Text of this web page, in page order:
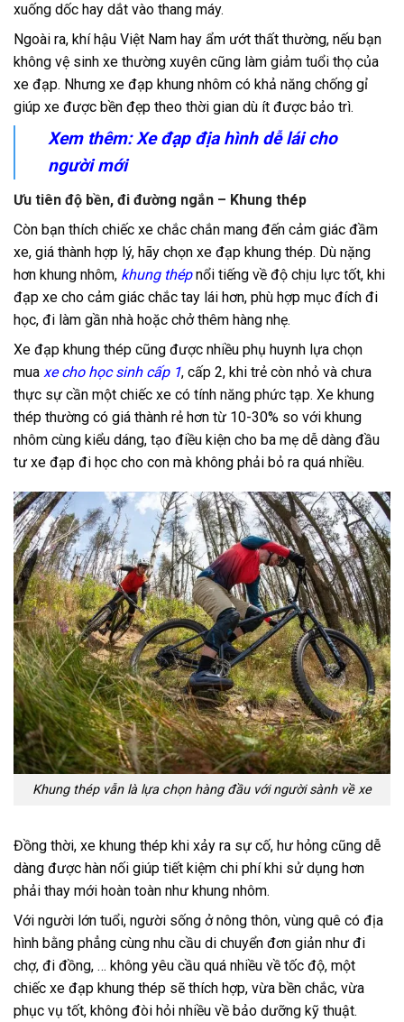
xuống dốc hay dắt vào thang máy.
Ngoài ra, khí hậu Việt Nam hay ẩm ướt thất thường, nếu bạn
không vệ sinh xe thường xuyên cũng làm giảm tuổi thọ của
xe đạp. Nhưng xe đạp khung nhôm có khả năng chống gỉ
giúp xe được bền đẹp theo thời gian dù ít được bảo trì.
Xem thêm:Xe đạp địa hìnhdễ lái cho
người mới
Ưu tiên độ bền, đi đường ngắn – Khung thép
Còn bạn thích chiếc xe chắc chắn mang đến cảm giác đầm
xe, giá thành hợp lý, hãy chọn xe đạp khung thép. Dù nặng
hơn khung nhôm, khung thépnổi tiếng về độ chịu lực tốt, khi
đạp xe cho cảm giác chắc tay lái hơn, phù hợp mục đích đi
học, đi làm gần nhà hoặc chở thêm hàng nhẹ.
Xe đạp khung thép cũng được nhiều phụ huynh lựa chọn
mua xe cho học sinh cấp 1, cấp 2, khi trẻ còn nhỏ và chưa
thực sự cần một chiếc xe có tính năng phức tạp. Xe khung
thép thường có giá thành rẻ hơn từ 10-30% so với khung
nhôm cùng kiểu dáng, tạo điều kiện cho ba mẹ dễ dàng đầu
tư xe đạp đi học cho con mà không phải bỏ ra quá nhiều.
Khung thép vẫn là lựa chọn hàng đầu với người sành về xe
Đồng thời, xe khung thép khi xảy ra sự cố, hư hỏng cũng dễ
dàng được hàn nối giúp tiết kiệm chi phí khi sử dụng hơn
phải thay mới hoàn toàn như khung nhôm.
Với người lớn tuổi, người sống ở nông thôn, vùng quê có địa
hình bằng phẳng cùng nhu cầu di chuyển đơn giản như đi
chợ, đi đồng, … không yêu cầu quá nhiều về tốc độ, một
chiếc xe đạp khung thép sẽ thích hợp, vừa bền chắc, vừa
phục vụ tốt, không đòi hỏi nhiều về bảo dưỡng kỹ thuật.